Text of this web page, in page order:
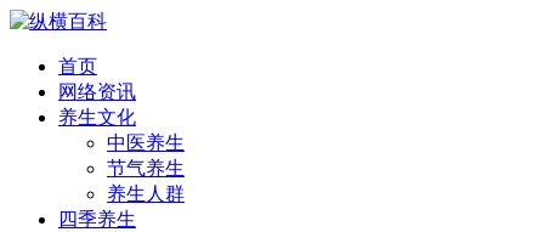
首页
网络资讯
养生文化
中医养生
节气养生
养生人群
四季养生